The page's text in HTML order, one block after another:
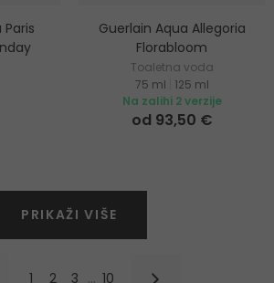
Guerlain Aqua Allegoria
Florabloom
Toaletna voda
75 ml
125 ml
Na zalihi 2 verzije
od 93,50 €
PRIKAŽI VIŠE
1 2 3 … 10